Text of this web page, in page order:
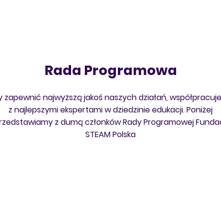
Rada Programowa
zapewnić najwyższą jakoś naszych działań,
z najlepszymi ekspertami w dziedzinie edukacji. Poniżej
z dumą członków Rady Programowej
STEAM Polska